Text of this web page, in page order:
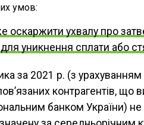
умов:
оскаржити ухвалу про
уникнення сплати або
за 2021 р. (з урахуванням
контрагентів, що
банком України)